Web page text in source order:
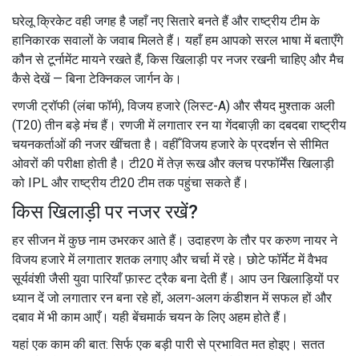
घरेलू क्रिकेट वही जगह है जहाँ नए सितारे बनते हैं और राष्ट्रीय टीम के
हानिकारक सवालों के जवाब मिलते हैं। यहाँ हम आपको सरल भाषा में बताएँगे
कौन से टूर्नामेंट मायने रखते हैं, किस खिलाड़ी पर नजर रखनी चाहिए और मैच
कैसे देखें — बिना टेक्निकल जार्गन के।
रणजी ट्रॉफी (लंबा फॉर्म), विजय हजारे (लिस्ट-A) और सैयद मुश्ताक अली
(T20) तीन बड़े मंच हैं। रणजी में लगातार रन या गेंदबाज़ी का दबदबा राष्ट्रीय
चयनकर्ताओं की नजर खींचता है। वहीँ विजय हजारे के प्रदर्शन से सीमित
ओवरों की परीक्षा होती है। टी20 में तेज़ रूख और क्लच परफॉर्मेंस खिलाड़ी
को IPL और राष्ट्रीय टी20 टीम तक पहुंचा सकते हैं।
किस खिलाड़ी पर नजर रखें?
हर सीजन में कुछ नाम उभरकर आते हैं। उदाहरण के तौर पर करुण नायर ने
विजय हजारे में लगातार शतक लगाए और चर्चा में रहे। छोटे फॉर्मेट में वैभव
सूर्यवंशी जैसी युवा पारियाँ फ़ास्ट ट्रैक बना देती हैं। आप उन खिलाड़ियों पर
ध्यान दें जो लगातार रन बना रहे हों, अलग-अलग कंडीशन में सफल हों और
दबाव में भी काम आएँ। यही बेंचमार्क चयन के लिए अहम होते हैं।
यहां एक काम की बात: सिर्फ एक बड़ी पारी से प्रभावित मत होइए। सतत